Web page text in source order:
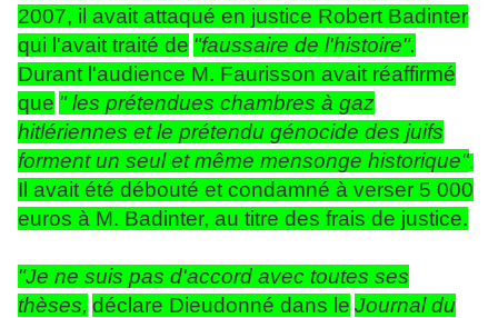
2007, il avait attaqué en justice Robert Badinter
qui l'avait traité de "faussaire de l'histoire".
Durant l'audience M. Faurisson avait réaffirmé
que " les prétendues chambres à gaz
hitlériennes et le prétendu génocide des juifs
forment un seul et même mensonge historique"
Il avait été débouté et condamné à verser 5 000
euros à M. Badinter, au titre des frais de justice.
"Je ne suis pas d'accord avec toutes ses
thèses, déclare Dieudonné dans le Journal du